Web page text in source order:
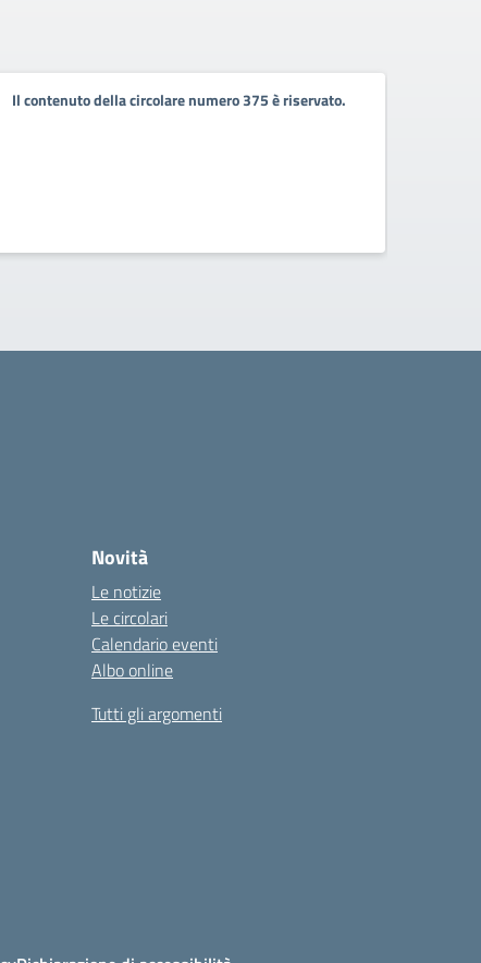
Il contenuto della circolare numero 375 è riservato.
Novità
Le notizie
Le circolari
Calendario eventi
Albo online
Tutti gli argomenti